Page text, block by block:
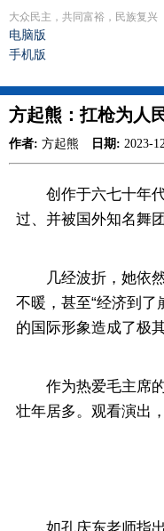
大众民主，共同富裕，民族复兴
电脑版
手机版
方起熊：扛枪为人
作者: 方起熊 日期: 2023-
创作于六七十年代
过、并被国外知名舞
几经波折，她依然
不暖，甚至“经济到
的国际形象造成了极
作为热爱毛主席的
壮年居多。观看演出